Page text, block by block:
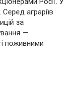
аграріїв
за
—
поживними